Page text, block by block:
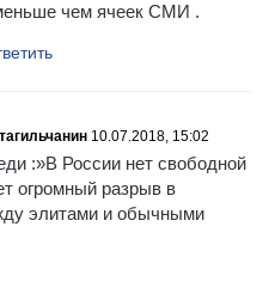
чем ячеек СМИ .
10.07.2018, 15:02
:»В России нет свободной
огромный разрыв в
элитами и обычными